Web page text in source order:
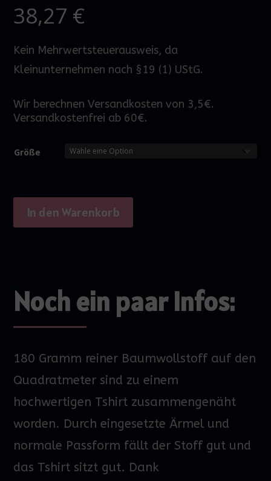
38,27 €
Kein Mehrwertsteuerausweis, da
Kleinunternehmen nach §19 (1) UStG.
Wir berechnen Versandkosten von 3,5€.
Versandkostenfrei ab 60€.
Größe
In den Warenkorb
Noch ein paar Infos:
180 Gramm reiner Baumwollstoff auf den
Quadratmeter sind zu einem
hochwertigen Tshirt zusammengenäht
worden. Durch eingesetzte Ärmel und
normale Passform fällt der Stoff gut und
das Tshirt sitzt gut. Dank